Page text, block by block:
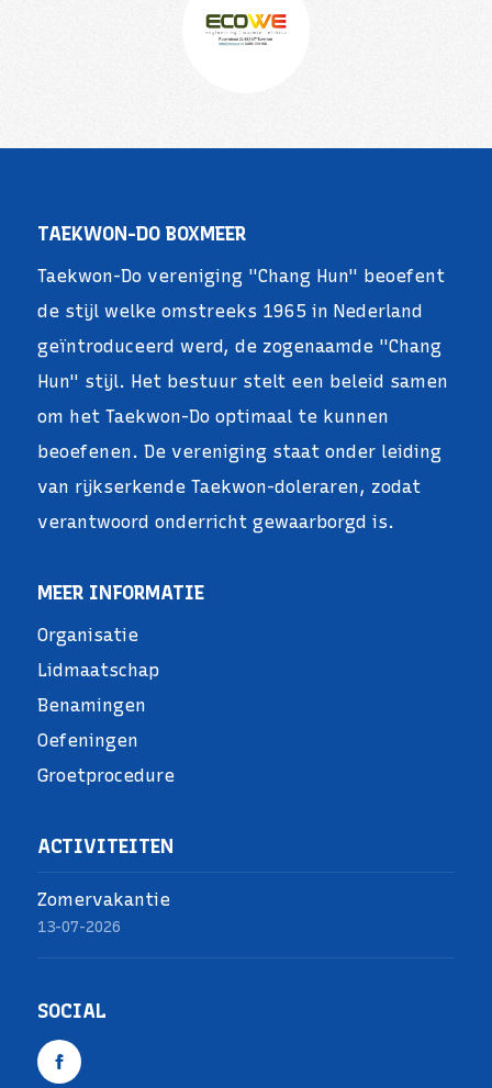
TAEKWON-DO BOXMEER
Taekwon-Do vereniging "Chang Hun" beoefent
de stijl welke omstreeks 1965 in Nederland
geïntroduceerd werd, de zogenaamde "Chang
Hun" stijl. Het bestuur stelt een beleid samen
om het Taekwon-Do optimaal te kunnen
beoefenen. De vereniging staat onder leiding
van rijkserkende Taekwon-doleraren, zodat
verantwoord onderricht gewaarborgd is.
MEER INFORMATIE
Organisatie
Lidmaatschap
Benamingen
Oefeningen
Groetprocedure
ACTIVITEITEN
Zomervakantie
13-07-2026
SOCIAL